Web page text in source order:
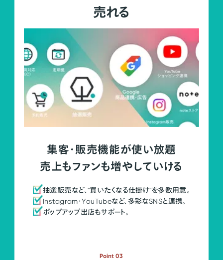
売れる
集客・販売機能が使い放題
売上もファンも増やしていける
抽選販売など、"買いたくなる仕掛け"を多数用意。
Instagram・YouTubeなど、多彩なSNSと連携。
ポップアップ出店もサポート。
Point 03